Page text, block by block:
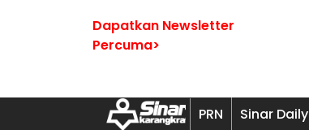
Dapatkan Newsletter
Percuma>
PRN Sinar Daily